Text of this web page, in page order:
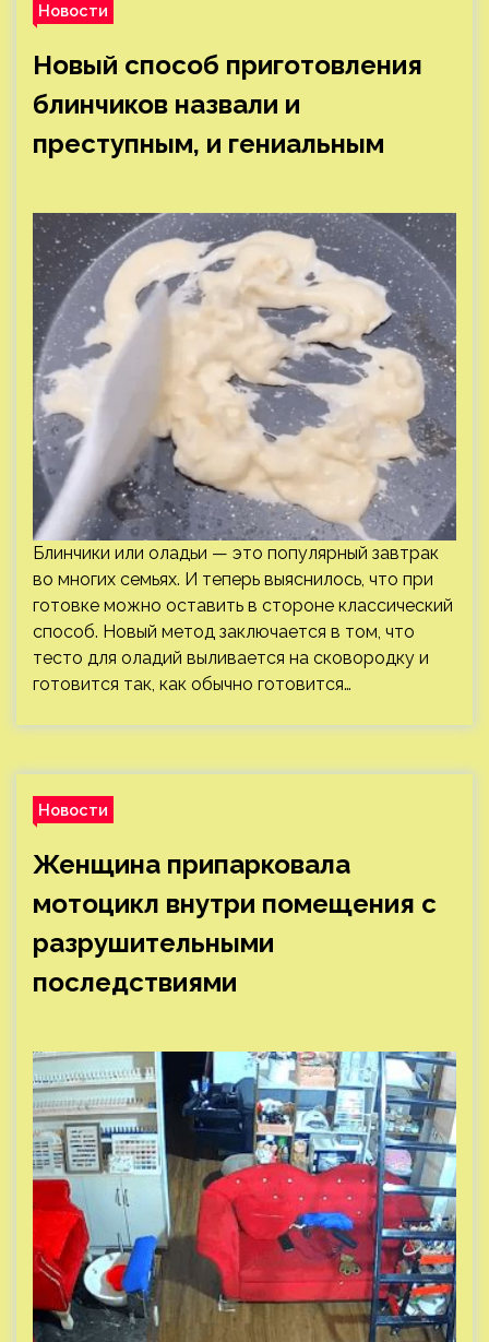
Новости
Новый способ приготовления
блинчиков назвали и
преступным, и гениальным
Блинчики или оладьи — это популярный завтрак
во многих семьях. И теперь выяснилось, что при
готовке можно оставить в стороне классический
способ. Новый метод заключается в том, что
тесто для оладий выливается на сковородку и
готовится так, как обычно готовится…
Новости
Женщина припарковала
мотоцикл внутри помещения с
разрушительными
последствиями